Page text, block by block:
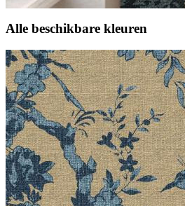
Alle beschikbare kleuren